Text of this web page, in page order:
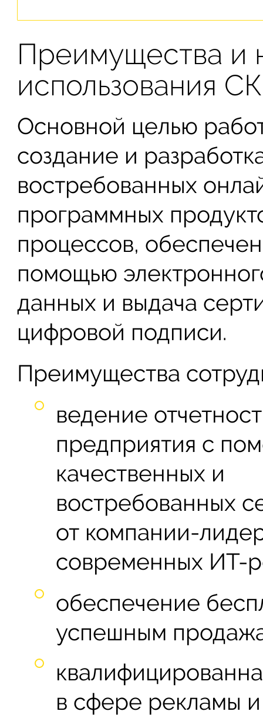
Преимущества и
использования
Основной целью
создание и
востребованных
программных
процессов,
помощью
данных и выдача
цифровой подписи.
Преимущества
ведение
предприятия с
качественных и
востребованных
от компании-
современных ИТ-
обеспечение
успешным
в сфере рекламы